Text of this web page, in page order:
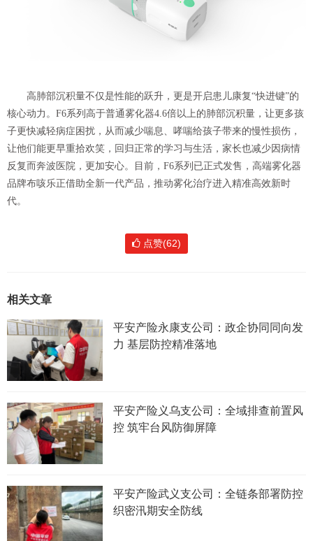
高肺部沉积量不仅是性能的跃升，更是开启患儿康复“快进键”的
核心动力。F6系列高于普通雾化器4.6倍以上的肺部沉积量，让更多孩
子更快减轻病症困扰，从而减少喘息、哮喘给孩子带来的慢性损伤，
让他们能更早重拾欢笑，回归正常的学习与生活，家长也减少因病情
反复而奔波医院，更加安心。目前，F6系列已正式发售，高端雾化器
品牌布咳乐正借助全新一代产品，推动雾化治疗进入精准高效新时
代。
点赞(62)
相关文章
平安产险永康支公司：政企协同同向发
力 基层防控精准落地
平安产险义乌支公司：全域排查前置风
控 筑牢台风防御屏障
平安产险武义支公司：全链条部署防控
织密汛期安全防线